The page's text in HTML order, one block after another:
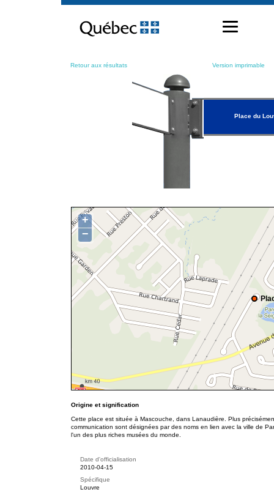
contenu
Retour aux résultats Version imprimable
Place du
+
−
Origine et signification
Cette place est située à Mascouche, dans Lanaudière. Plus
communication sont désignées par des noms en lien avec la ville de
l'un des plus riches musées du monde.
Date d'officialisation
2010-04-15
Spécifique
Louvre